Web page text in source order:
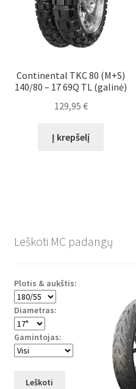
Continental TKC 80 (M+S)
140/80 – 17 69Q TL (galinė)
129,95 €
Į krepšelį
Leškoti MC padangų
Plotis & aukštis:
Diametras:
Gamintojas:
Leškoti